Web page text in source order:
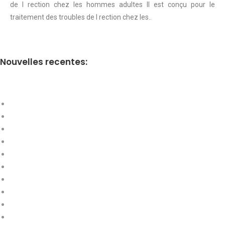
de l rection chez les hommes adultes Il est conçu pour le
traitement des troubles de l rection chez les..
Nouvelles recentes: